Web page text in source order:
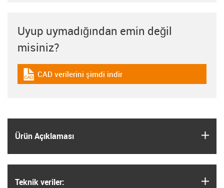
Ürün Açıklaması
Teknik veriler:
Uyup uymadığından emin değil
misiniz?
igus-icon-cad-dateien
CAD verilerini şimdi indir